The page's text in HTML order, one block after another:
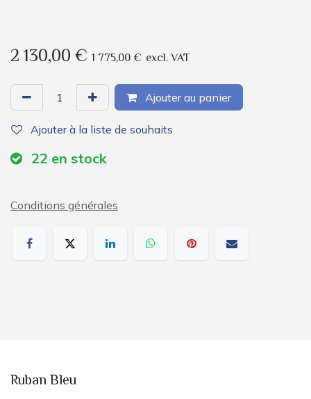
2 130,00€ 1 775,00 € excl. VAT
Ajouter au panier
Ajouter à la liste de souhaits
22 en stock
Conditions générales
Ruban Bleu